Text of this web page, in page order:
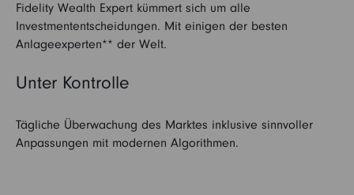
Fidelity Wealth Expert kümmert sich um alle
Investmententscheidungen. Mit einigen der besten
Anlageexperten** der Welt.
Unter Kontrolle
Tägliche Überwachung des Marktes inklusive sinnvoller
Anpassungen mit modernen Algorithmen.